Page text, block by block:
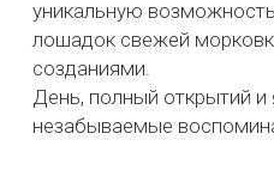
уникальную
лошадок свежей
созданиями.
День, полный открытий и
незабываемые